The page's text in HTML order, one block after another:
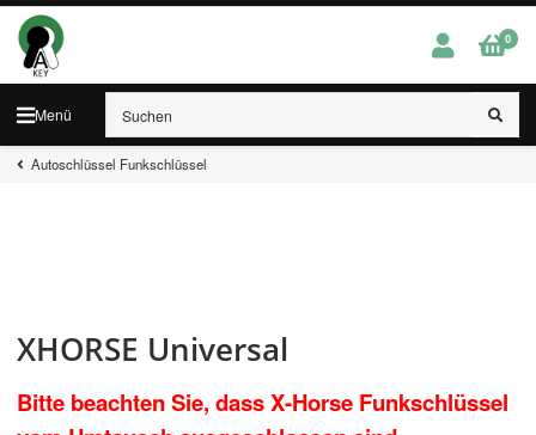
Menü
0
Autoschlüssel Funkschlüssel
XHORSE Universal
Bitte beachten Sie, dass X-Horse Funkschlüssel